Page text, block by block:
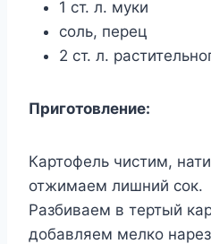
1 ст. л. муки
соль, перец
2 ст. л.
Приготовление:
Картофель чистим,
отжимаем лишний сок.
Разбиваем в тертый
добавляем мелко